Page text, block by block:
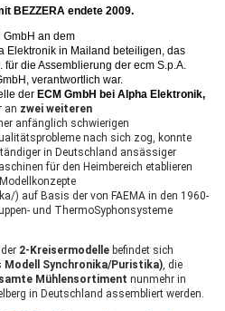
BEZZERA endete 2009.
an dem
Elektronik in Mailand beteiligen, das
die Assemblierung der ecm S.p.A.
verantwortlich war.
der ECM GmbH bei Alpha Elektronik,
an zwei weiteren
anfänglich schwierigen
nach sich zog, konnte
in Deutschland ansässiger
für den Heimbereich etablieren
) auf Basis der von FAEMA in den 1960-
und ThermoSyphonsysteme
2-Kreisermodelle befindet sich
Modell Synchronika/Puristika) , die
Mühlensortiment nunmehr in
in Deutschland assembliert werden.